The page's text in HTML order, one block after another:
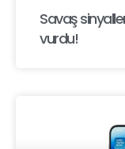
Savaş
vurdu!